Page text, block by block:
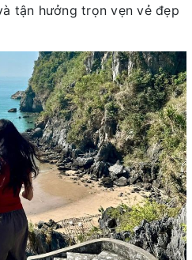
tận hưởng trọn vẹn vẻ đẹp